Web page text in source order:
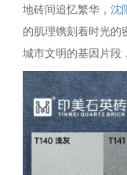
地砖间追忆繁华，沈
的肌理镌刻着时光的
城市文明的基因片段